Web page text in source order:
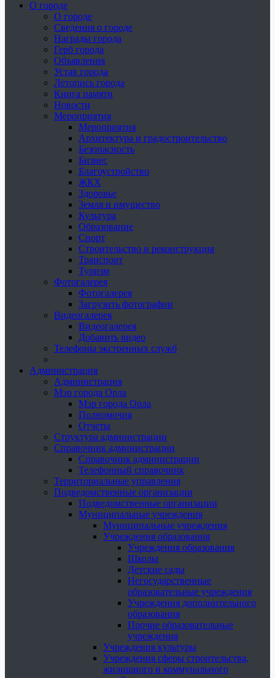
О городе
О городе
Сведения о городе
Награды города
Герб города
Объявления
Устав города
Летопись города
Книга памяти
Новости
Мероприятия
Мероприятия
Архитектура и градостроительство
Безопасность
Бизнес
Благоустройство
ЖКХ
Здоровье
Земля и имущество
Культура
Образование
Спорт
Строительство и реконструкция
Транспорт
Туризм
Фотогалерея
Фотогалерея
Загрузить фотографии
Видеогалерея
Видеогалерея
Добавить видео
Телефоны экстренных служб
Администрация
Администрация
Мэр города Орла
Мэр города Орла
Полномочия
Отчеты
Структура администрации
Справочник администрации
Справочник администрации
Телефонный справочник
Территориальные управления
Подведомственные организации
Подведомственные организации
Муниципальные учреждения
Муниципальные учреждения
Учреждения образования
Учреждения образования
Школы
Детские сады
Негосударственные
образовательные учреждения
Учреждения дополнительного
образования
Прочие образовательные
учреждения
Учреждения культуры
Учреждения сферы строительства,
жилищного и коммунального